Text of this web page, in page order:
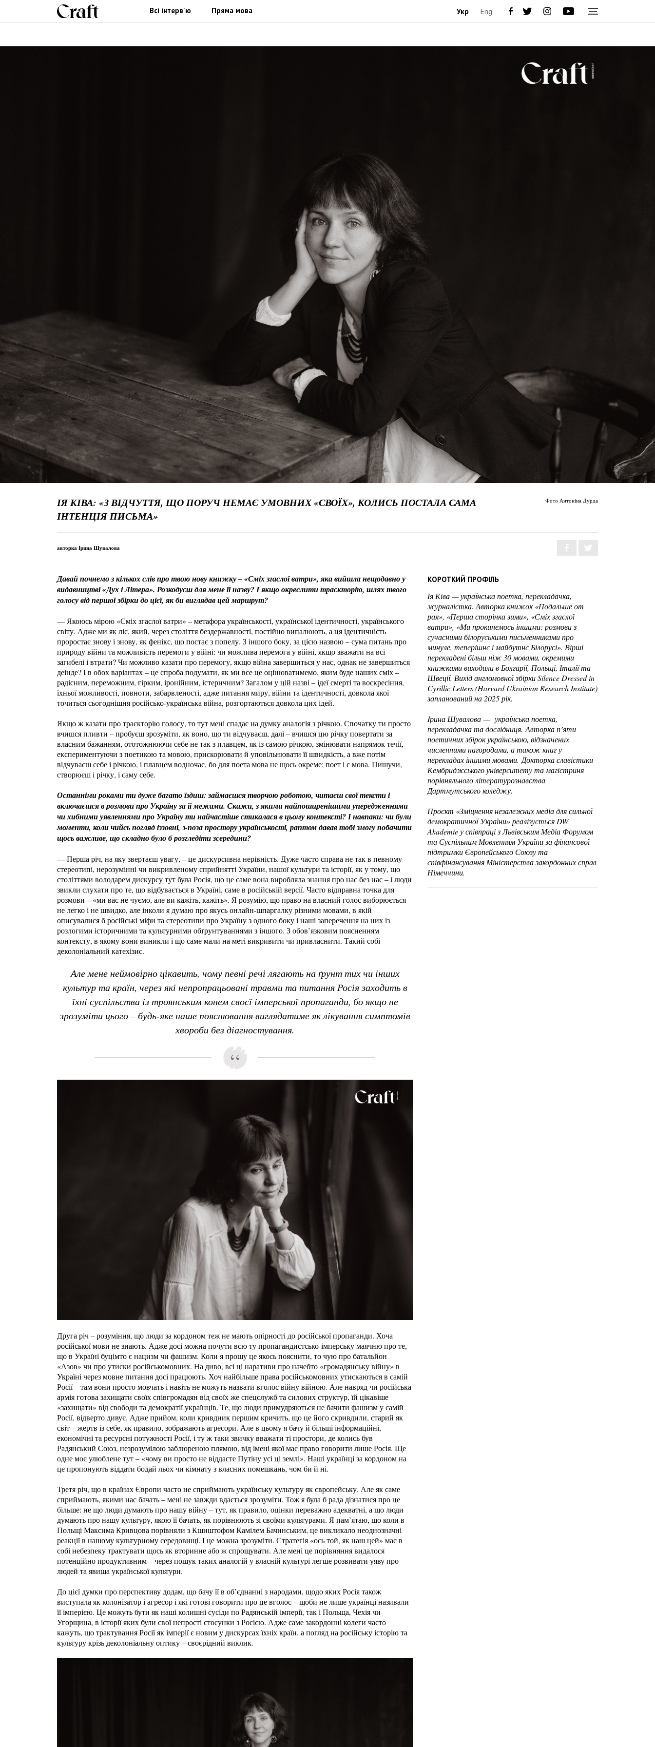
Всі інтерв'ю Пряма мова Укр Eng
ІЯ КІВА: «З ВІДЧУТТЯ, ЩО ПОРУЧ НЕМАЄ УМОВНИХ «СВОЇХ», КОЛИСЬ ПОСТАЛА САМА
ІНТЕНЦІЯ ПИСЬМА»
Фото Антоніна Дурда
авторка Ірина Шувалова
Давай почнемо з кількох слів про твою нову книжку – «Сміх згаслої ватри», яка вийшла нещодавно у
видавництві «Дух і Літера». Розкодуєш для мене її назву? І якщо окреслити траєкторію, шлях твого
голосу від першої збірки до цієї, як би виглядав цей маршрут?
— Якоюсь мірою «Сміх згаслої ватри» – метафора українськості, української ідентичності, українського
світу. Адже ми як ліс, який, через століття бездержавності, постійно випалюють, а ця ідентичність
проростає знову і знову, як фенікс, що постає з попелу. З іншого боку, за цією назвою – сума питань про
природу війни та можливість перемоги у війні: чи можлива перемога у війні, якщо зважати на всі
загибелі і втрати? Чи можливо казати про перемогу, якщо війна завершиться у нас, однак не завершиться
деінде? І в обох варіантах – це спроба подумати, як ми все це оцінюватимемо, яким буде наших сміх –
радісним, переможним, гірким, іронійним, істеричним? Загалом у цій назві – ідеї смерті та воскресіння,
їхньої можливості, повноти, забарвленості, адже питання миру, війни та ідентичності, довкола якої
точиться сьогоднішня російсько-українська війна, розгортаються довкола цих ідей.
Якщо ж казати про траєкторію голосу, то тут мені спадає на думку аналогія з річкою. Спочатку ти просто
вчишся пливти – пробуєш зрозуміти, як воно, що ти відчуваєш, далі – вчишся цю річку повертати за
власним бажанням, ототожнюючи себе не так з плавцем, як із самою річкою, змінювати напрямок течії,
експериментуючи з поетикою та мовою, прискорювати й уповільнювати її швидкість, а вже потім
відчуваєш себе і річкою, і плавцем водночас, бо для поета мова не щось окреме; поет і є мова. Пишучи,
створюєш і річку, і саму себе.
Останніми роками ти дуже багато їздиш: займаєшся творчою роботою, читаєш свої тексти і
включаєшся в розмови про Україну за її межами. Скажи, з якими найпоширенішими упередженнями
чи хибними уявленнями про Україну ти найчастіше стикалася в цьому контексті? І навпаки: чи були
моменти, коли чийсь погляд іззовні, з-поза простору українськості, раптом давав тобі змогу побачити
щось важливе, що складно було б розгледіти зсередини?
— Перша річ, на яку звертаєш увагу, – це дискурсивна нерівність. Дуже часто справа не так в певному
стереотипі, нерозумінні чи викривленому сприйнятті України, нашої культури та історії, як у тому, що
століттями володарем дискурсу тут була Росія, що це саме вона виробляла знання про нас без нас – і люди
звикли слухати про те, що відбувається в Україні, саме в російській версії. Часто відправна точка для
розмови – «ми вас не чуємо, але ви кажіть, кажіть». Я розумію, що право на власний голос виборюється
не легко і не швидко, але інколи я думаю про якусь онлайн-шпаргалку різними мовами, в якій
описувалися б російські міфи та стереотипи про Україну з одного боку і наші заперечення на них із
розлогими історичними та культурними обґрунтуваннями з іншого. З обов’язковим поясненням
контексту, в якому вони виникли і що саме мали на меті викривити чи привласнити. Такий собі
деколоніальний катехізис.
Але мене неймовірно цікавить, чому певні речі лягають на ґрунт тих чи інших
культур та країн, через які непропрацьовані травми та питання Росія заходить в
їхні суспільства із троянським конем своєї імперської пропаганди, бо якщо не
зрозуміти цього – будь-яке наше пояснювання виглядатиме як лікування симптомів
хвороби без діагностування.
Друга річ – розуміння, що люди за кордоном теж не мають опірності до російської пропаганди. Хоча
російської мови не знають. Адже досі можна почути всю ту пропагандистсько-імперську маячню про те,
що в Україні буцімто є нацизм чи фашизм. Коли я прошу це якось пояснити, то чую про батальйон
«Азов» чи про утиски російськомовних. На диво, всі ці наративи про начебто «громадянську війну» в
Україні через мовне питання досі працюють. Хоч найбільше права російськомовних утискаються в самій
Росії – там вони просто мовчать і навіть не можуть назвати вголос війну війною. Але навряд чи російська
армія готова захищати своїх співгромадян від своїх же спецслужб та силових структур, їй цікавіше
«захищати» від свободи та демократії українців. Те, що люди примудряються не бачити фашизм у самій
Росії, відверто дивує. Адже прийом, коли кривдник першим кричить, що це його скривдили, старий як
світ – жертв із себе, як правило, зображають агресори. Але в цьому я бачу й більші інформаційні,
економічні та ресурсні потужності Росії, і ту ж таки звичку вважати ті простори, де колись був
Радянський Союз, незрозумілою заблюреною плямою, від імені якої має право говорити лише Росія. Ще
одне моє улюблене тут – «чому ви просто не віддасте Путіну усі ці землі». Наші українці за кордоном на
це пропонують віддати бодай льох чи кімнату з власних помешкань, чом би й ні.
Третя річ, що в країнах Європи часто не сприймають українську культуру як європейську. Але як саме
сприймають, якими нас бачать – мені не завжди вдається зрозуміти. Тож я була б рада дізнатися про це
більше: не що люди думають про нашу війну – тут, як правило, оцінки переважно адекватні, а що люди
думають про нашу культуру, якою її бачать, як порівнюють зі своїми культурами. Я пам’ятаю, що коли в
Польщі Максима Кривцова порівняли з Кшиштофом Камілем Бачинським, це викликало неоднозначні
реакції в нашому культурному середовищі. І це можна зрозуміти. Стратегія «ось той, як наш цей» має в
собі небезпеку трактувати щось як вторинне або ж спрощувати. Але мені це порівняння видалося
потенційно продуктивним – через пошук таких аналогій у власній культурі легше розвивати уяву про
людей та явища української культури.
До цієї думки про перспективу додам, що бачу її в об’єднанні з народами, щодо яких Росія також
виступала як колонізатор і агресор і які готові говорити про це вголос – щоби не лише українці називали
її імперією. Це можуть бути як наші колишні сусіди по Радянській імперії, так і Польща, Чехія чи
Угорщина, в історії яких були свої непрості стосунки з Росією. Адже саме закордонні колеги часто
кажуть, що трактування Росії як імперії є новим у дискурсах їхніх країн, а погляд на російську історію та
культуру крізь деколоніальну оптику – своєрідний виклик.
КОРОТКИЙ ПРОФІЛЬ
Ія Ківа — українська поетка, перекладачка,
журналістка. Авторка книжок «Подальше от
рая», «Перша сторінка зими», «Сміх згаслої
ватри», «Ми прокинемось іншими: розмови з
сучасними білоруськими письменниками про
минуле, теперішнє і майбутнє Білорусі». Вірші
перекладені більш ніж 30 мовами, окремими
книжками виходили в Болгарії, Польщі, Італії та
Швеції. Вихід англомовної збірки Silence Dressed in
Cyrillic Letters (Harvard Ukrainian Research Institute)
запланований на 2025 рік.
Iрина Шувалова — українська поетка,
перекладачка та дослідниця. Авторка пʼяти
поетичних збірок українською, відзначених
численними нагородами, а також книг у
перекладах іншими мовами. Докторка славістики
Кембриджського університету та магістриня
порівняльного літературознавства
Дартмутського коледжу.
Проєкт «Зміцнення незалежних медіа для сильної
демократичної України» реалізується DW
Akademie у співпраці з Львівським Медіа Форумом
та Суспільним Мовленням України за фінансової
підтримки Європейського Союзу та
співфінансування Міністерства закордонних справ
Німеччини.